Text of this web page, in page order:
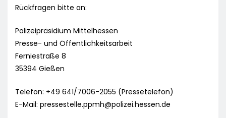
Rückfragen bitte an:
Polizeipräsidium Mittelhessen
Presse- und Öffentlichkeitsarbeit
Ferniestraße 8
35394 Gießen
Telefon: +49 641/7006-2055 (Pressetelefon)
E-Mail: pressestelle.ppmh@polizei.hessen.de